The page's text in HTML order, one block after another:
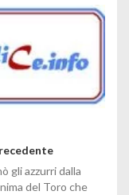
gli azzurri dalla
del Toro che